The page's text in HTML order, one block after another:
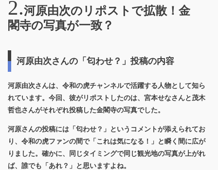
河原由次のリポストで拡散！金
閣寺の写真が一致？
河原由次さんの「匂わせ？」投稿の内容
河原由次さんは、令和の虎チャンネルで活躍する人物として知ら
れています。今回、彼がリポストしたのは、宮本せなさんと茂木
哲也さんがそれぞれ投稿した金閣寺の写真でした。
河原さんの投稿には「匂わせ？」というコメントが添えられてお
り、令和の虎ファンの間で「これは気になる！」と瞬く間に広が
りました。確かに、同じタイミングで同じ観光地の写真が上がれ
ば、誰でも「あれ？」と思いますよね。